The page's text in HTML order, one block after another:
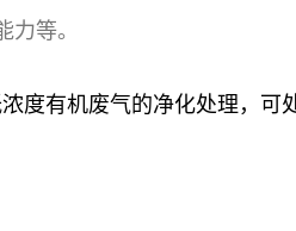
等。
度有机废气的净化处理，可